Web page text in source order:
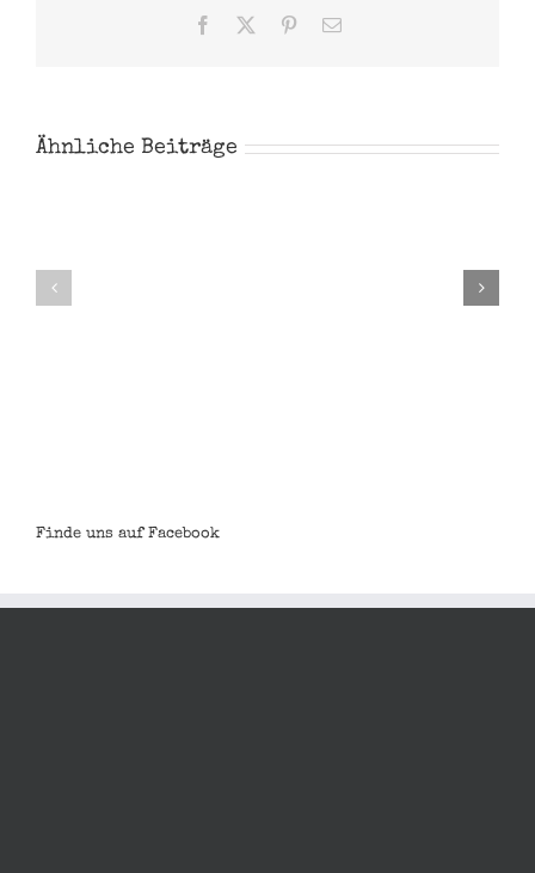
Facebook Pinterest
E-
Ähnliche Beiträge
Finde uns auf Facebook